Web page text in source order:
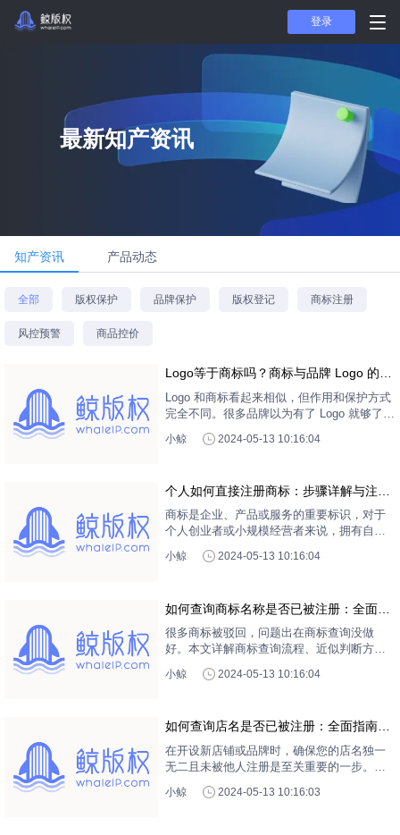
登录
最新知产资讯
知产资讯 产品动态
全部 版权保护 品牌保护 版权登记 商标注册
风控预警 商品控价
Logo等于商标吗？商标与品牌 Logo 的核
心区别一篇讲清
Logo 和商标看起来相似，但作用和保护方式
完全不同。很多品牌以为有了 Logo 就够了，
自己的标识。文章用最简单的方式讲清两者
小鲸 2024-05-13 10:16:04
个人如何直接注册商标：步骤详解与注意
事项
商标是企业、产品或服务的重要标识，对于
个人创业者或小规模经营者来说，拥有自己
的商标可以增强品牌识别度，保护品牌权
益。本文将详细介绍个人如何直接注册商标
小鲸 2024-05-13 10:16:04
如何查询商标名称是否已被注册：全面操
作指南
很多商标被驳回，问题出在商标查询没做
好。本文详解商标查询流程、近似判断方
法，帮助企业降低注册风险。
小鲸 2024-05-13 10:16:04
如何查询店名是否已被注册：全面指南与
实用技巧
在开设新店铺或品牌时，确保您的店名独一
无二且未被他人注册是至关重要的一步。一
立，还能避免未来可能出现的法律纠纷。本
小鲸 2024-05-13 10:16:03